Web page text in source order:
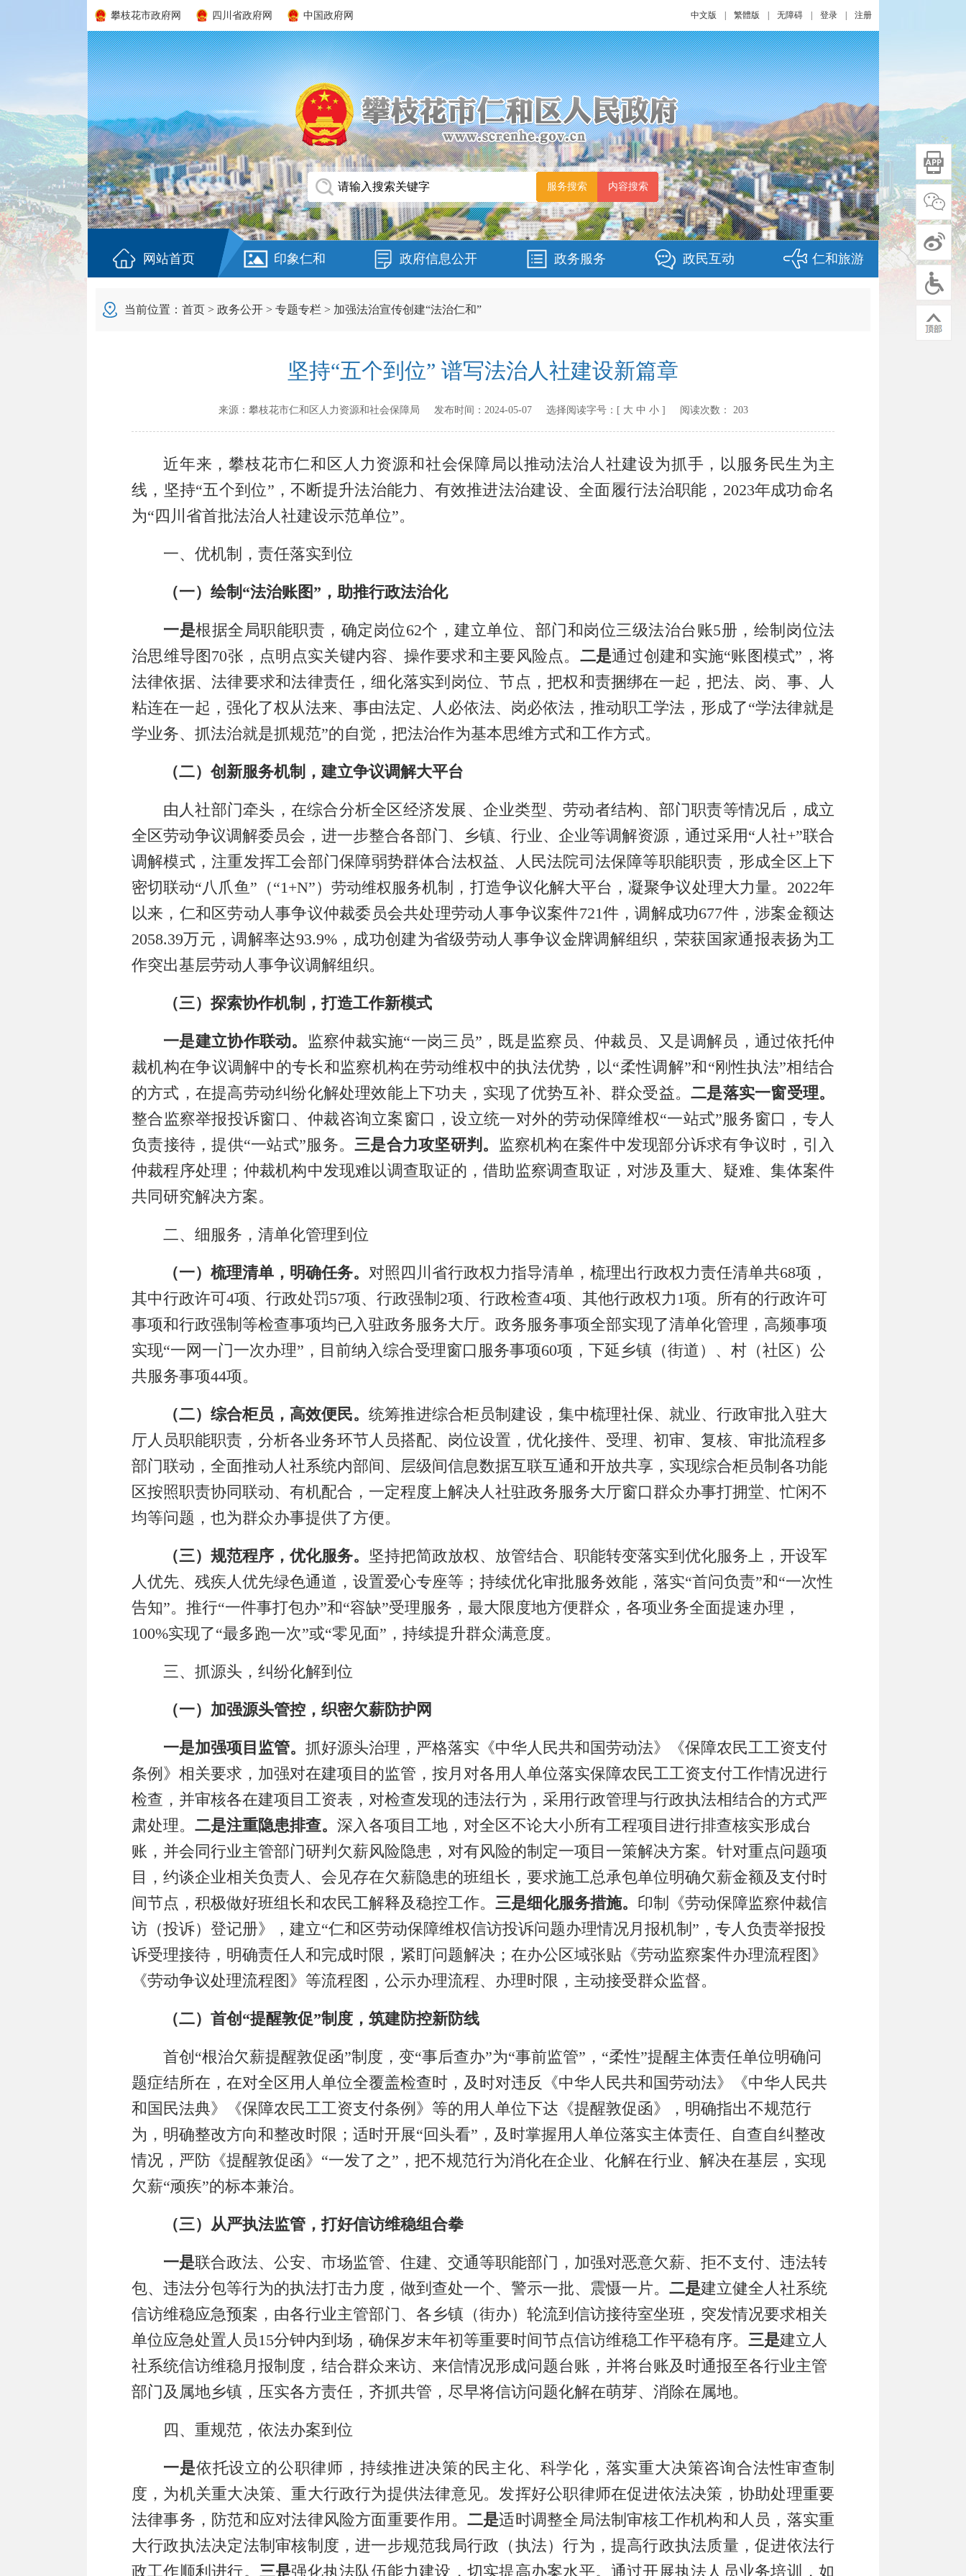
攀枝花市政府网 四川省政府网 中国政府网 中文版 繁體版 无障碍 登录 注册
网站首页 印象仁和 政府信息公开 政务服务 政民互动 仁和旅游
当前位置： 首页 > 政务公开 > 专题专栏 > 加强法治宣传创建“法治仁和”
坚持“五个到位” 谱写法治人社建设新篇章
来源： 攀枝花市仁和区人力资源和社会保障局 发布时间： 2024-05-07选择阅读字号：[ 大 中 小] 阅读次数： 203
近年来 ， 攀枝花市仁和区人力资源和社会保障局以推动法治人社建设为抓手，以服务民生为主
线， 坚持“五个到位” ，不断提升法治能力、有效推进法治建设、全面履行法治职能， 2023年成功命名
为“四川省首批法治人社建设示范单位”。
一、优机制，责任落实到位
（一）绘制 “法治账图”，助推行政法治化
一是根据全局职能职责，确定岗位62个，建立单位、部门和岗位三级法治台账5册，绘制岗位法
治思维导图70张，点明点实关键内容、操作要求和主要风险点。 二是通过创建和实施“账图模式”，将
法律依据、法律要求和法律责任，细化落实到岗位、节点，把权和责捆绑在一起，把法、岗、事、人
粘连在一起，强化了权从法来、事由法定、人必依法、岗必依法，推动职工学法，形成了“学法律就是
学业务、抓法治就是抓规范”的自觉，把法治作为基本思维方式和工作方式。
（二）创新服务机制 ，建立争议调解大平台
由人社部门牵头，在综合分析全区经济发展、企业类型、劳动者结构、部门职责等情况后 ，成立
全区劳动争议调解委员会， 进一步整合各部门、乡镇、行业、企业等调解资源， 通过采用 “人社+”联合
调解模式，注重发挥工会部门保障弱势群体合法权益、 人民法院司法保障等职能职责，形成全区上下
密切联动“八爪鱼”（“1+N”） 劳动维权服务机制，打造争议化解大平台 ，凝聚争议处理大力量。 2022年
以来，仁和区劳动人事争议仲裁委员会共处理劳动人事争议案件721件，调解成功677件，涉案金额达
2058.39万元，调解率达93.9%，成功创建为省级劳动人事争议金牌调解组织 ，荣获国家通报表扬为工
作突出基层劳动人事争议调解组织。
（三）探索协作机制，打造工作新模式
一是建立协作联动。 监察仲裁实施“一岗三员” ， 既是监察员、仲裁员、又是调解员， 通过依托仲
裁机构在争议调解中的专长和监察机构在劳动维权中的执法优势，以“柔性调解”和“刚性执法”相结合
的方式， 在提高劳动纠纷化解处理效能上下功夫 ，实现了优势互补、群众受益。二是落实一窗受理。
整合监察举报投诉窗口、仲裁咨询立案窗口，设立统一对外的劳动保障维权“一站式”服务窗口， 专人
负责接待，提供“一站式”服务。三是合力攻坚研判。 监察机构在案件中发现部分诉求有争议时，引入
仲裁程序处理；仲裁机构中发现难以调查取证的，借助监察调查取证 ，对涉及重大、疑难、集体案件
共同研究解决方案。
二、细服务，清单化管理到位
（一）梳理清单，明确任务。对照四川省行政权力指导清单，梳理出行政权力责任清单共68项 ，
其中行政许可4项、 行政处罚57项、 行政强制2项、 行政检查4项、 其他行政权力1项。所有的行政许可
事项和行政强制等检查事项均已入驻政务服务大厅。政务服务事项全部实现了清单化管理，高频事项
实现“一网一门一次办理” ， 目前纳入综合受理窗口 服务事项60项，下延乡镇（街道）、村（社区）公
共服务事项44项。
（二）综合柜员，高效便民。统筹推进综合柜员制建设，集中梳理社保、就业、行政审批入驻大
厅人员职能职责，分析各业务环节人员搭配、岗位设置，优化接件、受理、初审、复核、审批流程多
部门联动， 全面推动人社系统内部间、层级间信息数据互联互通和开放共享 ， 实现综合柜员制 各功能
区按照职责协同联动、有机配合， 一定程度上解决人社驻政务服务大厅窗口群众办事打拥堂、忙闲不
均等问题，也为群众办事提供了方便。
（三）规范程序，优化服务。 坚持把简政放权、放管结合、职能转变落实到优化服务上，开设军
人优先、残疾人优先绿色通道，设置爱心专座等 ； 持续优化审批服务效能 ， 落实“首问负责”和“一次性
告知”。推行“一件事打包办”和“容缺”受理服务，最大限度地方便群众 ， 各项业务全面提速办理，
100%实现了“最多跑一次”或“零见面” ， 持续提升群众满意度。
三、抓源头，纠纷化解到位
（一） 加强源头管控 ，织密欠薪防护网
一是加强项目监管。抓好源头治理 ，严格落实《中华人民共和国劳动法》《保障农民工工资支付
条例》相关要求， 加强对在建项目的监管， 按月对各用人单位落实保障农民工工资支付工作情况进行
检查 ，并审核各在建项目工资表，对检查发现的违法行为 ， 采用行政管理与行政执法相结合的方式严
肃处理。 二是注重隐患排查。 深入各项目工地 ， 对全区不论大小所有工程项目进行排查核实形成台
账 ，并会同行业主管部门研判欠薪风险隐患 ，对有风险的制定一项目一策解决方案。 针对重点问题项
目，约谈企业相关负责人 、会见存在欠薪隐患的班组长 ，要求施工总承包单位明确欠薪金额及支付时
间节点，积极做好班组长和农民工解释及稳控工作。 三是细化服务措施。 印制《劳动保障监察仲裁信
访（投诉）登记册》，建立“仁和区劳动保障维权信访投诉问题办理情况月报机制 ” ，专人负责举报投
诉受理接待， 明确责任人和完成时限， 紧盯问题解决 ；在办公区域张贴 《劳动监察案件办理流程图》
《劳动争议处理流程图》 等流程图， 公示办理流程、办理时限，主动接受群众监督。
（二）首创“提醒敦促”制度，筑建防控新防线
首创 “根治欠薪提醒敦促函”制度 ， 变“事后查办”为“事前监管” ， “柔性”提醒主体责任单位明确问
题症结所在，在对全区用人单位全覆盖检查时，及时对违反《中华人民共和国劳动法》《中华人民共
和国民法典》《保障农民工工资支付条例》等的用人单位下达《提醒敦促函》，明确指出不规范行
为，明确整改方向和整改时限 ；适时开展“回头看”， 及时掌握用人单位落实主体责任、自查自纠整改
情况，严防《提醒敦促函》 “一发了之”，把不规范行为消化在企业、化解在行业、解决在基层，实现
欠薪“顽疾”的标本兼治。
（三）从严执法监管，打好信访维稳组合拳
一是联合政法、公安、市场监管、住建、交通等职能部门，加强对恶意欠薪、拒不支付、违法转
包、 违法分包等行为的执法打击力度 ， 做到查处一个、警示一批、震慑一片。 二是建立健全人社系统
信访维稳应急预案，由各行业主管部门、各乡镇（街办）轮流到信访接待室坐班，突发情况要求相关
单位应急处置人员15分钟内到场，确保岁末年初等重要时间节点信访维稳工作平稳有序。 三是建立人
社系统信访维稳月报制度，结合群众来访、来信情况形成问题台账，并将台账及时通报至各行业主管
部门及属地乡镇，压实各方责任，齐抓共管，尽早将信访问题化解在萌芽、消除在属地。
四、重规范，依法办案到位
一是依托设立的公职律师， 持续推进决策的民主化、科学化， 落实重大决策咨询合法性审查制
度 ，为机关重大决策、重大行政行为提供法律意见。发挥好公职律师在促进依法决策，协助处理重要
法律事务，防范和应对法律风险方面重要作用 。 二是适时调整全局法制审核工作机构和人员， 落实重
大行政执法决定法制审核制度 ，进一步规范我局行政（执法）行为，提高行政执法质量，促进依法行
政工作顺利进行。 三是强化执法队伍能力建设， 切实提高办案水平。通过开展执法人员业务培训，如